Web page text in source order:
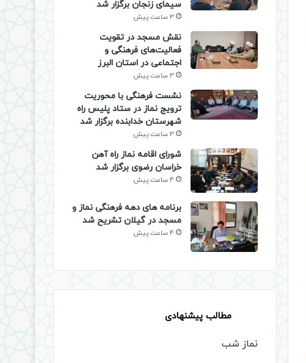
سیمای زنجان برگزار شد
3 ساعت پیش
نقش مسجد در تقویت
فعالیت‌های فرهنگی و
اجتماعی در استان البرز
3 ساعت پیش
نشست فرهنگی با محوریت
ترویج نماز در ستاد پلیس راه
شهرستان خدابنده برگزار شد
3 ساعت پیش
شورای اقامه نماز راه آهن
خراسان رضوی برگزار شد
4 ساعت پیش
برنامه های دهه فرهنگی نماز و
مسجد در گیلان تشریح شد
4 ساعت پیش
مطالب پیشنهادی
نماز شب